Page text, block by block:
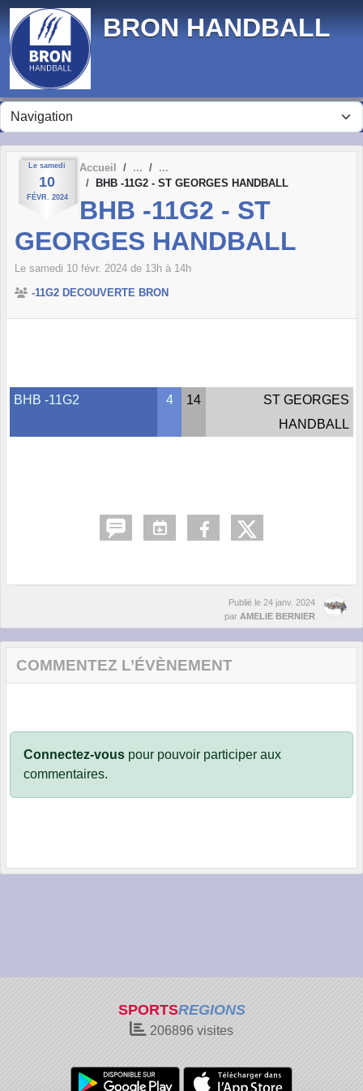
BRON HANDBALL
Le samedi
10
FÉVR. 2024
Accueil
BHB -11G2 - ST GEORGES HANDBALL
BHB -11G2 - ST
GEORGES HANDBALL
Le samedi 10 févr. 2024 de 13h à 14h
-11G2 DECOUVERTE BRON
BHB -11G2 4 14
ST GEORGES
HANDBALL
Publié le 24 janv. 2024
par AMELIE BERNIER
COMMENTEZ L’ÉVÈNEMENT
Connectez-vous pour pouvoir participer aux
commentaires.
SPORTSREGIONS
206896 visites
Panneau de gestion des cookies